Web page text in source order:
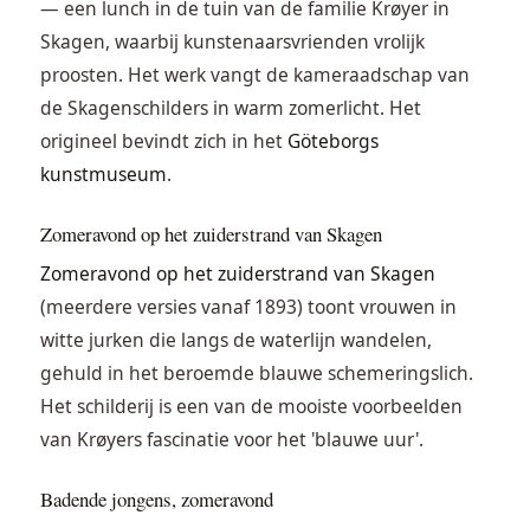
— een lunch in de tuin van de familie Krøyer in
Skagen, waarbij kunstenaarsvrienden vrolijk
proosten. Het werk vangt de kameraadschap van
de Skagenschilders in warm zomerlicht. Het
origineel bevindt zich in het Göteborgs
kunstmuseum.
Zomeravond op het zuiderstrand van Skagen
Zomeravond op het zuiderstrand van Skagen
(meerdere versies vanaf 1893) toont vrouwen in
witte jurken die langs de waterlijn wandelen,
gehuld in het beroemde blauwe schemeringslich.
Het schilderij is een van de mooiste voorbeelden
van Krøyers fascinatie voor het 'blauwe uur'.
Badende jongens, zomeravond